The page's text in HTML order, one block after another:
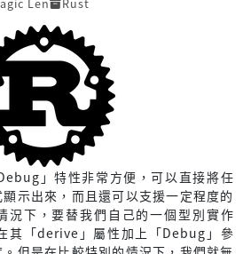
」特性非常方便，可以直接將任
示出來，而且還可以支援一定程度的
況下，要替我們自己的一個型別實作
其「derive」屬性加上「Debug」參